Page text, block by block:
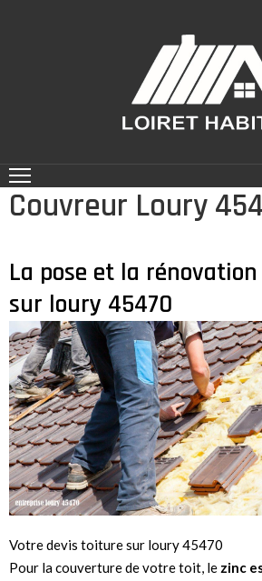
CONTACT
Couvreur Loury
La pose et la
sur loury 45470
Votre devis toiture sur loury 45470
Pour la couverture de votre toit, le zinc